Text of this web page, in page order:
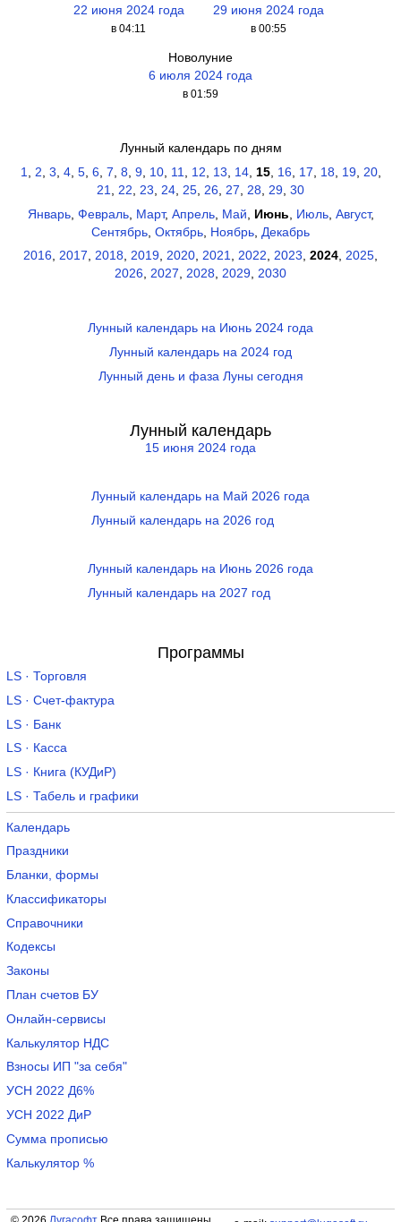
22 июня 2024 года
в 04:11
29 июня 2024 года
в 00:55
Новолуние
6 июля 2024 года
в 01:59
Лунный календарь по дням
1
2 3 4, 5, 6, 7 8 9, 10, 11 12 13 14, 15, 16, 17 18 19, 20,
21
22 23 24 25 26 27 28 29 30
Январь, Февраль, Март, Апрель, Май Июнь Июль, Август,
Сентябрь Октябрь Ноябрь Декабрь
2016, 2017, 2018, 2019, 2020, 2021, 2022, 2023, 2024, 2025,
2026, 2027, 2028, 2029, 2030
Лунный календарь на Июнь 2024 года
Лунный календарь на 2024 год
Лунный день и фаза Луны сегодня
Лунный календарь
15 июня 2024 года
Лунный календарь на Май 2026 года
Лунный календарь на 2026 год
Лунный календарь на Июнь 2026 года
Лунный календарь на 2027 год
Программы
LS · Торговля
LS · Счет-фактура
LS · Банк
LS · Касса
LS · Книга (КУДиР)
LS · Табель и графики
Календарь
Праздники
Бланки, формы
Классификаторы
Справочники
Кодексы
Законы
План счетов БУ
Онлайн-сервисы
Калькулятор НДС
Взносы ИП "за себя"
УСН 2022 Д6%
УСН 2022 ДиР
Сумма прописью
Калькулятор %